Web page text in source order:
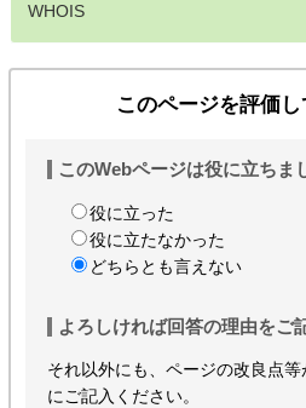
WHOIS
このページを評価
このWebページは役に立ちま
役に立った
役に立たなかった
どちらとも言えない
よろしければ回答の理由をご
それ以外にも、ページの改良点
にご記入ください。